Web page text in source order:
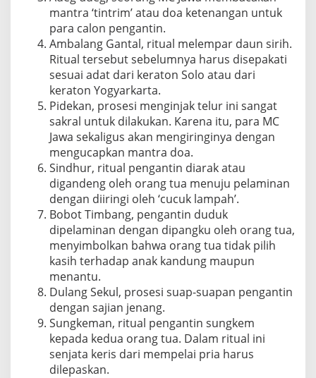
mantra ‘tintrim’ atau doa ketenangan untuk
para calon pengantin.
Ambalang Gantal, ritual melempar daun sirih.
Ritual tersebut sebelumnya harus disepakati
sesuai adat dari keraton Solo atau dari
keraton Yogyarkarta.
Pidekan, prosesi menginjak telur ini sangat
sakral untuk dilakukan. Karena itu, para MC
Jawa sekaligus akan mengiringinya dengan
mengucapkan mantra doa.
Sindhur, ritual pengantin diarak atau
digandeng oleh orang tua menuju pelaminan
dengan diiringi oleh ‘cucuk lampah’.
Bobot Timbang, pengantin duduk
dipelaminan dengan dipangku oleh orang tua,
menyimbolkan bahwa orang tua tidak pilih
kasih terhadap anak kandung maupun
menantu.
Dulang Sekul, prosesi suap-suapan pengantin
dengan sajian jenang.
Sungkeman, ritual pengantin sungkem
kepada kedua orang tua. Dalam ritual ini
senjata keris dari mempelai pria harus
dilepaskan.